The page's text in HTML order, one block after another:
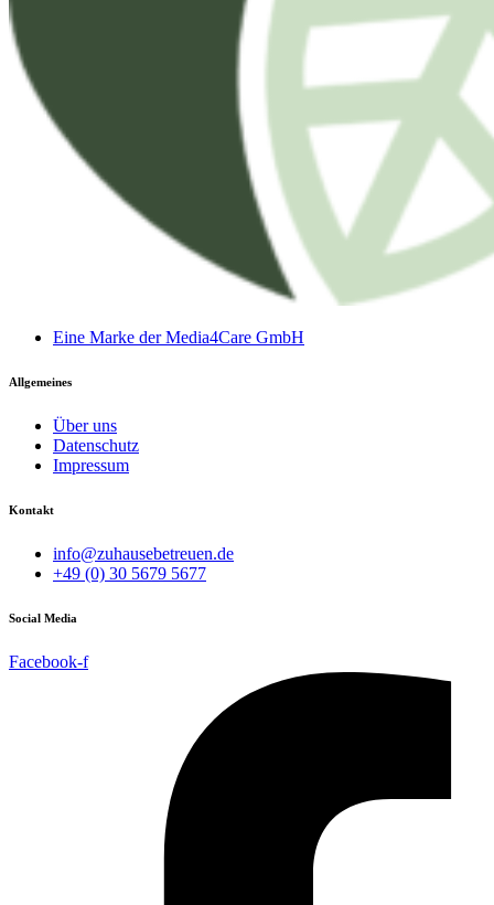
Eine Marke der Media4Care GmbH
Allgemeines
Über uns
Datenschutz
Impressum
Kontakt
info@zuhausebetreuen.de
+49 (0) 30 5679 5677
Social Media
Facebook-f